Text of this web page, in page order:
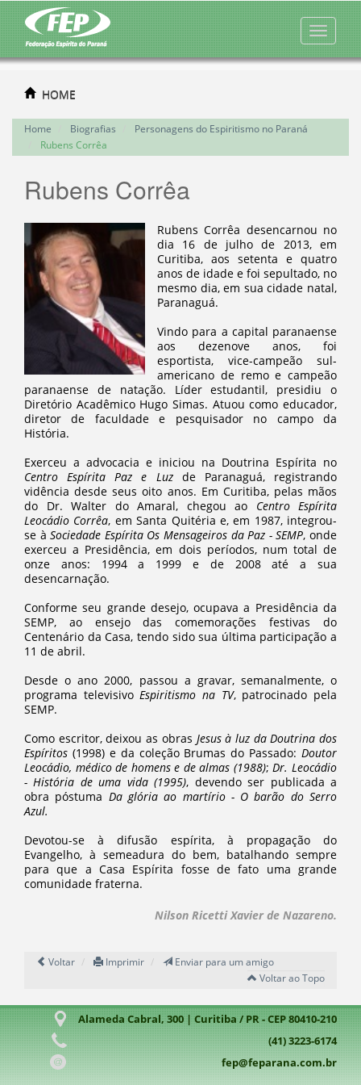
HOME
Home Biografias
Personagens do Espiritismo no Paraná
Rubens Corrêa
Rubens Corrêa
Rubens Corrêa desencarnou no
dia 16 de julho de 2013, em
Curitiba, aos setenta e quatro
anos de idade e foi sepultado, no
mesmo dia, em sua cidade natal,
Paranaguá.
Vindo para a capital paranaense
aos dezenove anos, foi
esportista, vice-campeão sul-
americano de remo e campeão
paranaense de natação. Líder estudantil, presidiu o
Diretório Acadêmico Hugo Simas. Atuou como educador,
diretor de faculdade e pesquisador no campo da
História.
Exerceu a advocacia e iniciou na Doutrina Espírita no
Centro Espírita Paz e Luz de Paranaguá, registrando
vidência desde seus oito anos. Em Curitiba, pelas mãos
do Dr. Walter do Amaral, chegou ao Centro Espírita
Leocádio Corrêa, em Santa Quitéria e, em 1987, integrou-
se àSociedade Espírita Os Mensageiros da Paz - SEMP, onde
exerceu a Presidência, em dois períodos, num total de
onze anos: 1994 a 1999 e de 2008 até a sua
desencarnação.
Conforme seu grande desejo, ocupava a Presidência da
SEMP, ao ensejo das comemorações festivas do
Centenário da Casa, tendo sido sua última participação a
11 de abril.
Desde o ano 2000, passou a gravar, semanalmente, o
programa televisivoEspiritismo na TV, patrocinado pela
SEMP.
Como escritor, deixou as obras Jesus à luz da Doutrina dos
Espíritos (1998) e da coleção Brumas do Passado: Doutor
Leocádio, médico de homens e de almas (1988);Dr. Leocádio
- História de uma vida (1995), devendo ser publicada a
obra póstuma Da glória ao martírio - O barão do Serro
Azul.
Devotou-se à difusão espírita, à propagação do
Evangelho, à semeadura do bem, batalhando sempre
para que a Casa Espírita fosse de fato uma grande
comunidade fraterna.
Nilson Ricetti Xavier de Nazareno.
Voltar Imprimir
Enviar para um amigo
Voltar ao Topo
Alameda Cabral, 300 | Curitiba / PR - CEP 80410-210
(41) 3223-6174
fep@feparana.com.br